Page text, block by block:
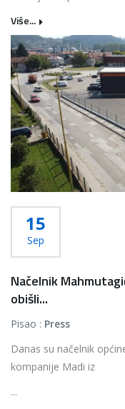
Više...
15
Sep
Načelnik
obišli...
Pisao : Press
Danas su načelnik
kompanije Madi iz
...